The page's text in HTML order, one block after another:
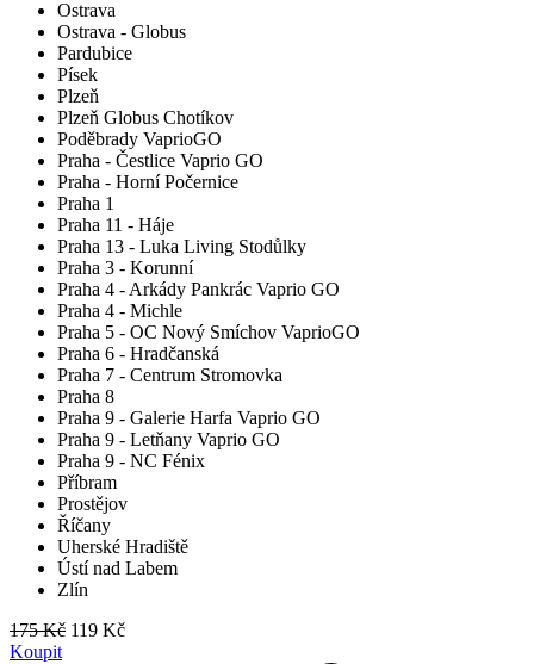
Ostrava
Ostrava - Globus
Pardubice
Písek
Plzeň
Plzeň Globus Chotíkov
Poděbrady VaprioGO
Praha - Čestlice Vaprio GO
Praha - Horní Počernice
Praha 1
Praha 11 - Háje
Praha 13 - Luka Living Stodůlky
Praha 3 - Korunní
Praha 4 - Arkády Pankrác Vaprio GO
Praha 4 - Michle
Praha 5 - OC Nový Smíchov VaprioGO
Praha 6 - Hradčanská
Praha 7 - Centrum Stromovka
Praha 8
Praha 9 - Galerie Harfa Vaprio GO
Praha 9 - Letňany Vaprio GO
Praha 9 - NC Fénix
Příbram
Prostějov
Říčany
Uherské Hradiště
Ústí nad Labem
Zlín
175 Kč 119 Kč
Koupit